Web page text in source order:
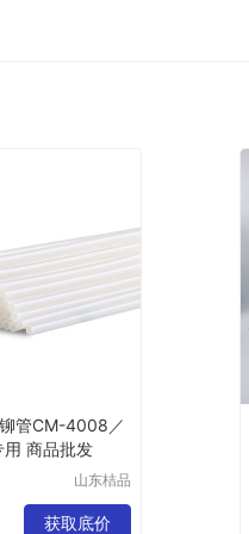
管CM-4008／
商品批发
山东桔品
公司
获取底价